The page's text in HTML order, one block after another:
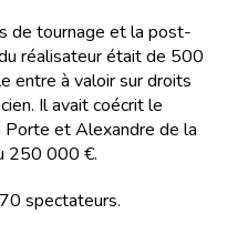
de tournage et la post-
réalisateur était de 500
entre à valoir sur droits
Il avait coécrit le
Porte et Alexandre de la
250 000 €.
spectateurs.